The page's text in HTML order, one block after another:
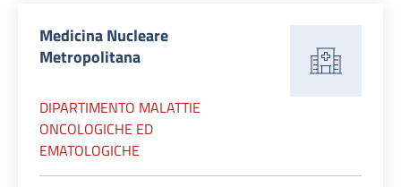
Medicina Nucleare
Metropolitana
DIPARTIMENTO MALATTIE
ONCOLOGICHE ED
EMATOLOGICHE